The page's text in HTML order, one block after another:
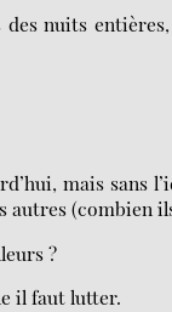
des nuits
mais sans
(combien
?
il faut lutter.